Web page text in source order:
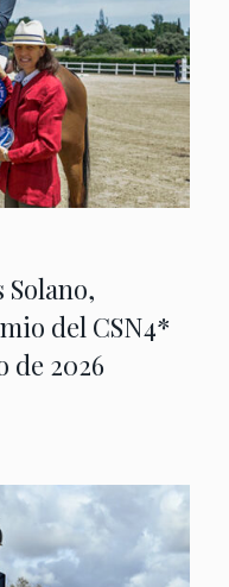
del CSN4*
de 2026